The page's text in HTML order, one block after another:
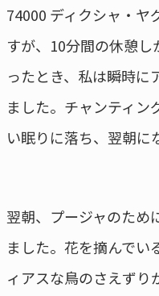
74000 ディクシャ・ヤ
すが、10分間の休憩
ったとき、私は瞬時に
ました。チャンティン
い眠りに落ち、翌朝に
翌朝、プージャのため
ました。花を摘んで
ィアスな鳥のさえずり